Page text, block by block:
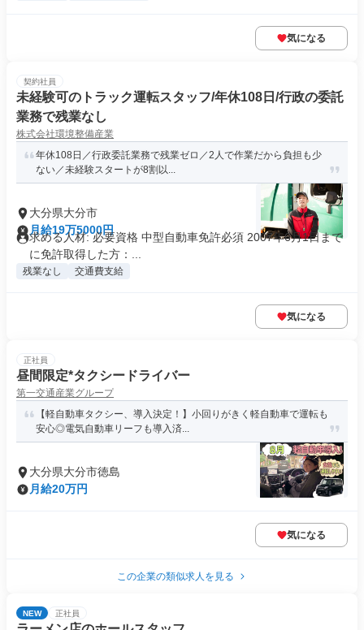
気になる
契約社員
未経験可のトラック運転スタッフ/年休108日/行政の委託
業務で残業なし
株式会社環境整備産業
年休108日／行政委託業務で残業ゼロ／2人で作業だから負担も少
ない／未経験スタートが8割以...
大分県大分市
月給19万5000円
求める人材: 必要資格 中型自動車免許必須 2007年6月1日まで
に免許取得した方：...
残業なし 交通費支給
気になる
正社員
昼間限定*タクシードライバー
第一交通産業グループ
【軽自動車タクシー、導入決定！】小回りがきく軽自動車で運転も
安心◎電気自動車リーフも導入済...
大分県大分市徳島
月給20万円
気になる
この企業の類似求人を見る
NEW 正社員